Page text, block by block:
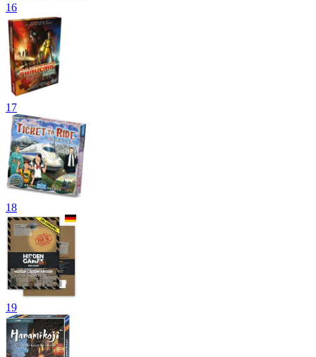
16
17
18
19